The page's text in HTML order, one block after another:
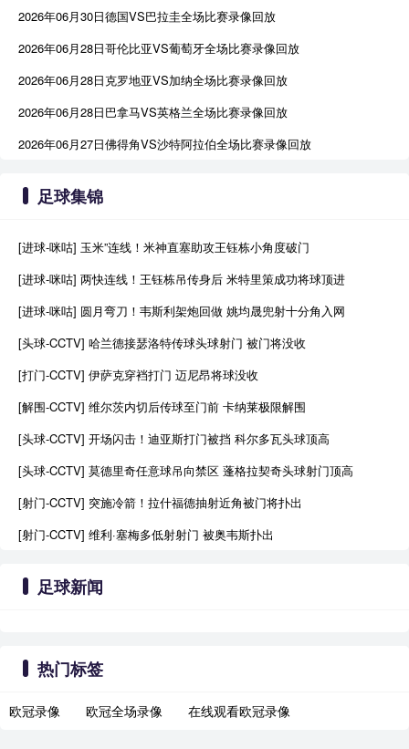
2026年06月30日德国VS巴拉圭全场比赛录像回放
2026年06月28日哥伦比亚VS葡萄牙全场比赛录像回放
2026年06月28日克罗地亚VS加纳全场比赛录像回放
2026年06月28日巴拿马VS英格兰全场比赛录像回放
2026年06月27日佛得角VS沙特阿拉伯全场比赛录像回放
足球集锦
[进球-咪咕] 玉米”连线！米神直塞助攻王钰栋小角度破门
[进球-咪咕] 两快连线！王钰栋吊传身后 米特里策成功将球顶进
[进球-咪咕] 圆月弯刀！韦斯利架炮回做 姚均晟兜射十分角入网
[头球-CCTV] 哈兰德接瑟洛特传球头球射门 被门将没收
[打门-CCTV] 伊萨克穿裆打门 迈尼昂将球没收
[解围-CCTV] 维尔茨内切后传球至门前 卡纳莱极限解围
[头球-CCTV] 开场闪击！迪亚斯打门被挡 科尔多瓦头球顶高
[头球-CCTV] 莫德里奇任意球吊向禁区 蓬格拉契奇头球射门顶高
[射门-CCTV] 突施冷箭！拉什福德抽射近角被门将扑出
[射门-CCTV] 维利·塞梅多低射射门 被奥韦斯扑出
足球新闻
热门标签
欧冠录像 欧冠全场录像 在线观看欧冠录像